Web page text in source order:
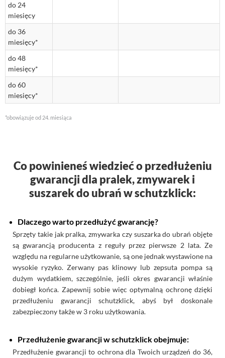
do 24
miesięcy
do 36
miesięcy*
do 48
miesięcy*
do 60
miesięcy*
*obowiązuje od 24. miesiąca
Co powinieneś wiedzieć o przedłużeniu
gwarancji dla pralek, zmywarek i
suszarek do ubrań w schutzklick:
Dlaczego warto przedłużyć gwarancję?
Sprzęty takie jak pralka, zmywarka czy suszarka do ubrań objęte
są gwarancją producenta z reguły przez pierwsze 2 lata. Ze
względu na regularne użytkowanie, są one jednak wystawione na
wysokie ryzyko. Zerwany pas klinowy lub zepsuta pompa są
dużym wydatkiem, szczególnie, jeśli okres gwarancji właśnie
dobiegł końca. Zapewnij sobie więc optymalną ochronę dzięki
przedłużeniu gwarancji schutzklick, abyś był doskonale
zabezpieczony także w 3 roku użytkowania.
Przedłużenie gwarancji w schutzklick obejmuje:
Przedłużenie gwarancji to ochrona dla Twoich urządzeń do 36,